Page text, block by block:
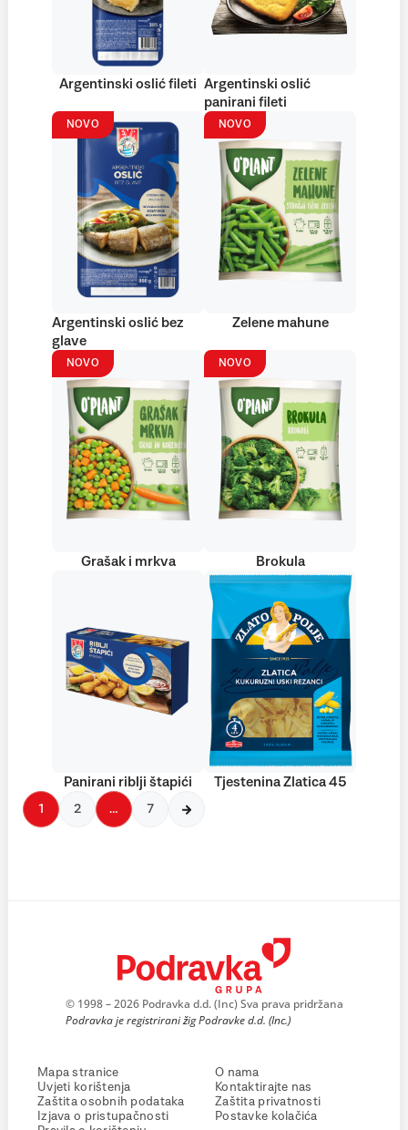
Argentinski oslić fileti Argentinski oslić
panirani fileti
NOVO
Argentinski oslić bez
glave
NOVO
Zelene mahune
NOVO
Grašak i mrkva
NOVO
Brokula
Panirani riblji štapići Tjestenina Zlatica 45
1 2 … 7
© 1998 – 2026 Podravka d.d. (Inc) Sva prava pridržana
Podravka je registrirani žig Podravke d.d. (Inc.)
Mapa stranice
Uvjeti korištenja
Zaštita osobnih podataka
Izjava o pristupačnosti
O nama
Kontaktirajte nas
Zaštita privatnosti
Postavke kolačića